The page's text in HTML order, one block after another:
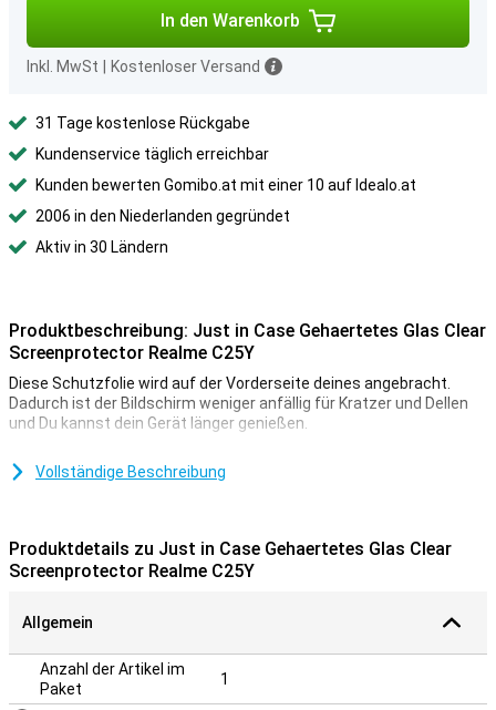
In den Warenkorb
Inkl. MwSt Kostenloser Versand
31 Tage kostenlose Rückgabe
Kundenservice täglich erreichbar
Kunden bewerten Gomibo.at mit einer 10 auf Idealo.at
2006 in den Niederlanden gegründet
Aktiv in 30 Ländern
Produktbeschreibung: Just in Case Gehaertetes Glas Clear
Screenprotector Realme C25Y
Diese Schutzfolie wird auf der Vorderseite deines angebracht.
Dadurch ist der Bildschirm weniger anfällig für Kratzer und Dellen
und Du kannst dein Gerät länger genießen.
wähle einen Screenprotector aus Glas. Glas ist von Natur aus
deinen Bildschirm genauso gut lesen kannst wie ohne
Bildschirmschutzfolie. Dieser Screenprotector ist zu 100%
Vollständige Beschreibung
Produktdetails zu Just in Case Gehaertetes Glas Clear
Screenprotector Realme C25Y
Allgemein
Anzahl der Artikel im
Paket
1